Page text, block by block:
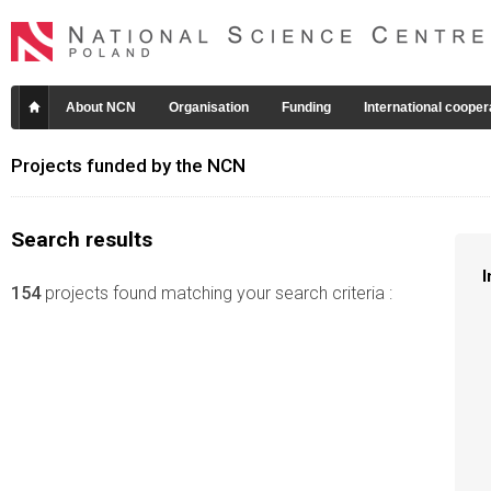
About NCN Organisation Funding International
Projects funded by the NCN
Search results
154projects found matching your search criteria :